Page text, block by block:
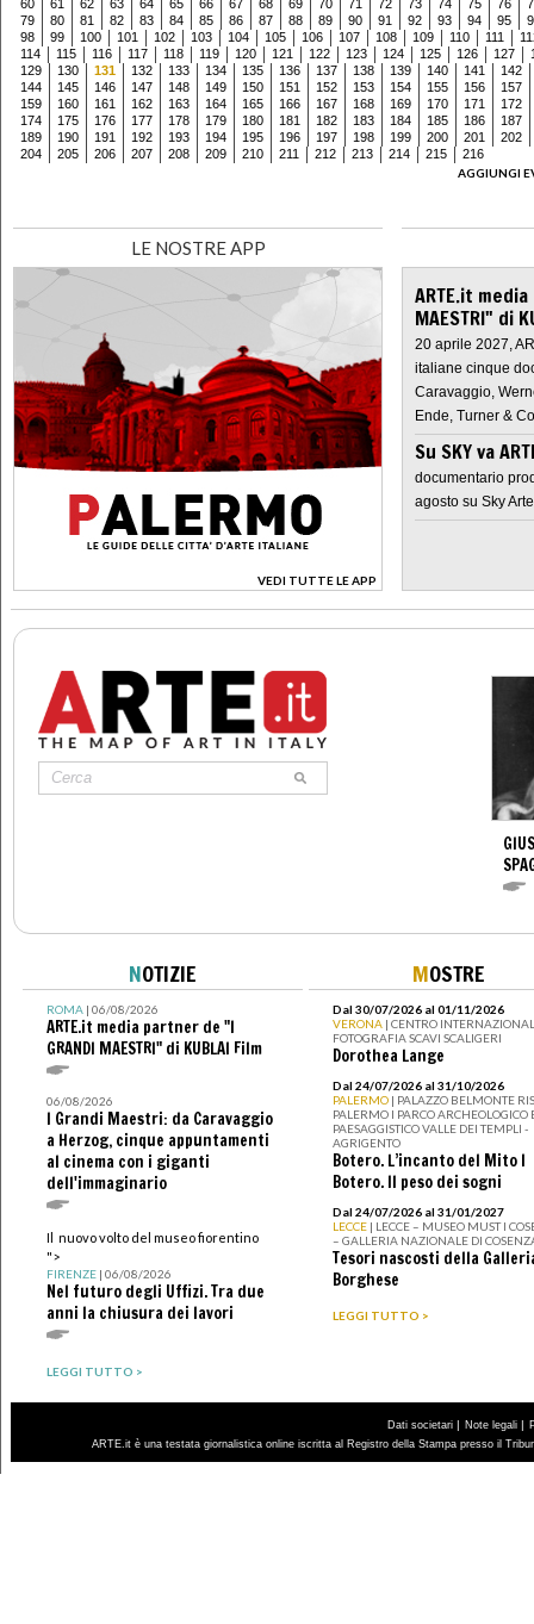
60 61 62 63 64 65 66 67 68 69 70 71 72 73 74 75 76
79
80 81 82 83 84 85 86 87 88 89 90 91 92 93 94 95
98
99 100 101 102 103 104 105 106 107 108 109 110 111
114
115 116 117 118 119 120 121 122 123 124 125 126 127
129
130 131 132 133 134 135 136 137 138 139 140 141
142
144
145 146 147 148 149 150 151 152 153 154 155 156
157
159
160 161 162 163 164 165 166 167 168 169 170 171
172
174
175 176 177 178 179 180 181 182 183 184 185 186
187
189
190 191 192 193 194 195 196 197 198 199 200 201
202
204
205 206 207 208 209 210 211 212 213 214 215
216
AGGIUNGI
LE NOSTRE APP
VEDI TUTTE LE APP
>
ARTE.it
MAESTRI" di
20 aprile 2027,
italiane cinque
Caravaggio,
Ende, Turner &
Su SKY va
documentario
agosto su Sky Arte
NOTIZIE
ROMA| 06/08/2026
ARTE.it media partner de "I
GRANDI MAESTRI" di KUBLAI Film
06/08/2026
I Grandi Maestri: da Caravaggio
a Herzog, cinque appuntamenti
al cinema con i giganti
dell'immaginario
Il nuovo volto del museo fiorentino
">
FIRENZE| 06/08/2026
Nel futuro degli Uffizi. Tra due
anni la chiusura dei lavori
LEGGI TUTTO >
MOSTRE
Dal 30/07/2026 al 01/11/2026
VERONA | CENTRO
FOTOGRAFIA SCAVI SCALIGERI
Dorothea Lange
Dal 24/07/2026 al 31/10/2026
PALERMO | PALAZZO BELMONTE
PALERMO I PARCO ARCHEOLOGICO
PAESAGGISTICO VALLE DEI TEMPLI -
AGRIGENTO
Botero. L’incanto del Mito I
Botero. Il peso dei sogni
Dal 24/07/2026 al 31/01/2027
LECCE | LECCE – MUSEO MUST I
– GALLERIA NAZIONALE DI
Tesori nascosti della
Borghese
LEGGI TUTTO >
Dati societari | Note legali |
ARTE.it è una testata giornalistica online iscritta al Registro della Stampa presso il